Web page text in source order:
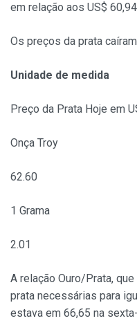
em relação aos US$
Os preços da prata
Unidade de medida
Preço da Prata Hoje em
Onça Troy
62.60
1 Grama
2.01
A relação Ouro/Prata,
prata necessárias para
estava em 66,65 na